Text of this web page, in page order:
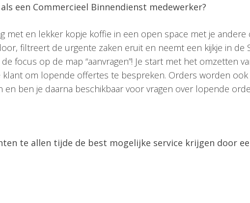
een Commercieel Binnendienst medewerker?
met en lekker kopje koffie in een open space met je andere
filtreert de urgente zaken eruit en neemt een kijkje in de
focus op de map “aanvragen”! Je start met het omzetten
om lopende offertes te bespreken. Orders worden
en ben je daarna beschikbaar voor vragen over lopende
te allen tijde de best mogelijke service krijgen door